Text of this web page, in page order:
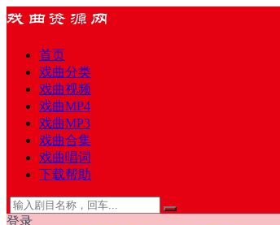
首页
戏曲分类
戏曲视频
戏曲MP4
戏曲MP3
戏曲合集
戏曲唱词
下载帮助
登录